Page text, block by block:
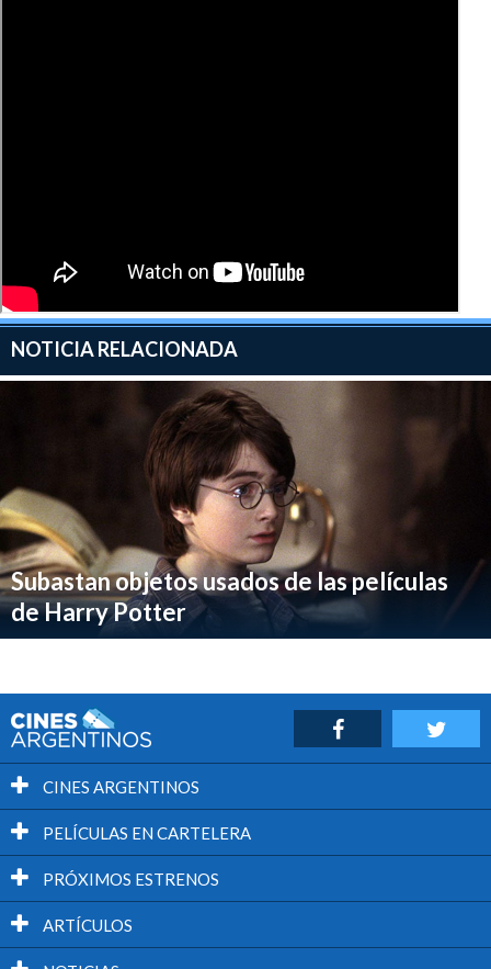
NOTICIA RELACIONADA
Subastan objetos usados de las películas
de Harry Potter
CINES ARGENTINOS
PELÍCULAS EN CARTELERA
PRÓXIMOS ESTRENOS
ARTÍCULOS